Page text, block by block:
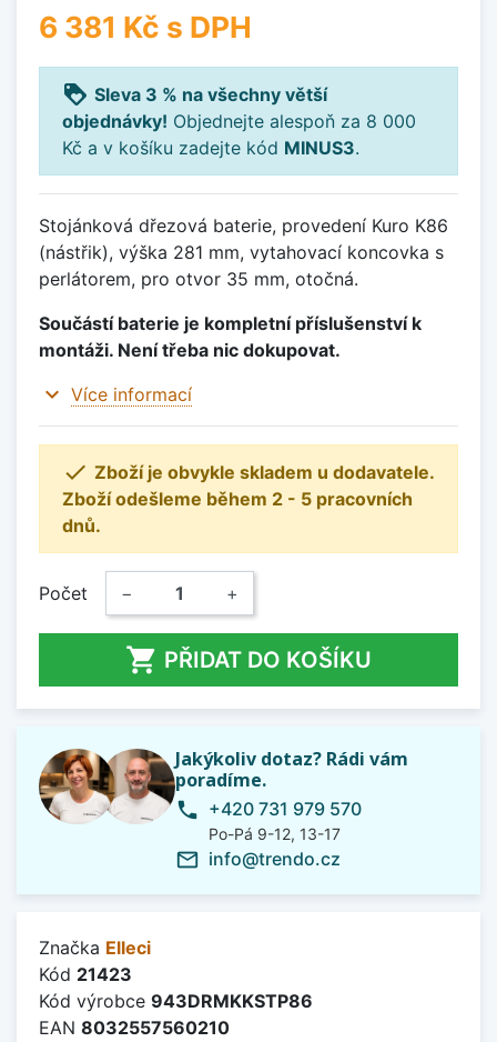
6 381 Kč s DPH
loyalty Sleva 3 % na všechny větší
objednávky! Objednejte alespoň za 8 000
Kč a v košíku zadejte kód MINUS3.
Stojánková dřezová baterie, provedení Kuro K86
(nástřik), výška 281 mm, vytahovací koncovka s
perlátorem, pro otvor 35 mm, otočná.
Součástí baterie je kompletní příslušenství k
montáži. Není třeba nic dokupovat.
expand_more Více informací
 Zboží je obvykle skladem u dodavatele.
Zboží odešleme během 2 - 5 pracovních
dnů.
Počet − +
 PŘIDAT DO KOŠÍKU
Jakýkoliv dotaz? Rádi vám
poradíme.
phone +420 731 979 570
Po-Pá 9-12, 13-17
mail_outline info@trendo.cz
Značka Elleci
Kód 21423
Kód výrobce 943DRMKKSTP86
EAN 8032557560210